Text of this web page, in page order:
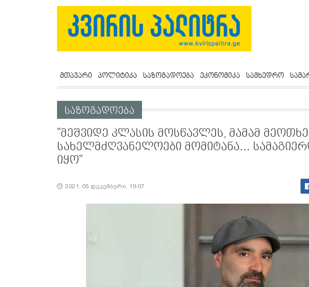
მთავარი პოლიტიკა საზოგადოება ეკონომიკა სამხედრო
საზოგადოება
"მეშვიდე კლასის მოსწავლეს, მამამ
სახელმძღვანელოები მომიტანა...
იყო"
2021, 05 დეკემბერი, 19:07